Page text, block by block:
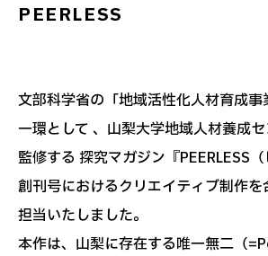
PEERLESS
文部科学省の「地域活性化人材育成事
一環として 、山梨大学地域人材養成
監修する 探究マガジン『PEERLESS
創刊号におけるクリエイティブ制作
担当いたしました。
本作は、山梨に存在する唯一無二（